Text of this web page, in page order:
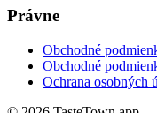
Právne
Obchodné
Obchodné
Ochrana osobných